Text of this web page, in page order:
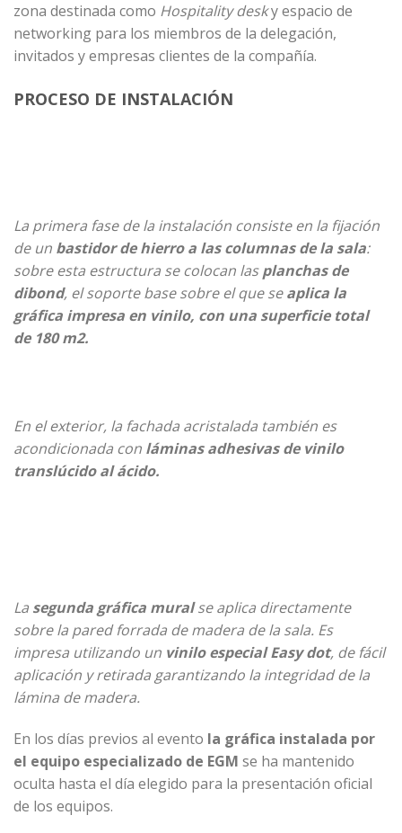
zona destinada como Hospitality desky espacio de
networking para los miembros de la delegación,
invitados y empresas clientes de la compañía.
PROCESO DE INSTALACIÓN
La primera fase de la instalación consiste en la fijación
de un bastidor de hierro a las columnas de la sala:
sobre esta estructura se colocan lasplanchas de
dibond, el soporte base sobre el que seaplica la
gráfica impresa en vinilo, con una superficie total
de 180 m2.
En el exterior, la fachada acristalada también es
acondicionada con láminas adhesivas de vinilo
translúcido al ácido.
La segunda gráfica muralse aplica directamente
sobre la pared forrada de madera de la sala. Es
impresa utilizando un vinilo especial Easy dot, de fácil
aplicación y retirada garantizando la integridad de la
lámina de madera.
En los días previos al evento la gráfica instalada por
el equipo especializado de EGM se ha mantenido
oculta hasta el día elegido para la presentación oficial
de los equipos.